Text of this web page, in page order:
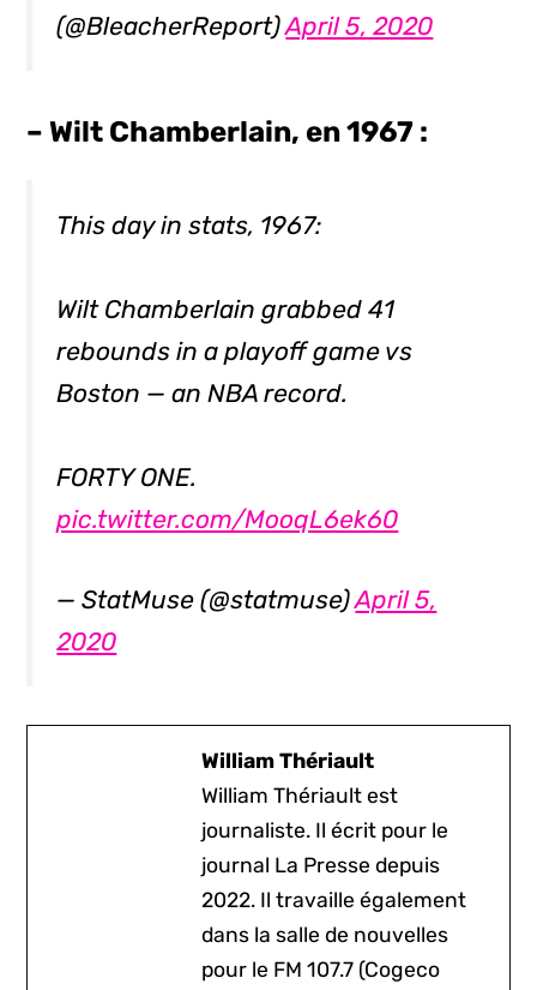
(@BleacherReport)April 5, 2020
– Wilt Chamberlain, en 1967 :
This day in stats, 1967:
Wilt Chamberlain grabbed 41
rebounds in a playoff game vs
Boston — an NBA record.
FORTY ONE.
pic.twitter.com/MooqL6ek60
— StatMuse (@statmuse)April 5,
2020
William Thériault
William Thériault est
journaliste. Il écrit pour le
journal La Presse depuis
2022. Il travaille également
dans la salle de nouvelles
pour le FM 107.7 (Cogeco